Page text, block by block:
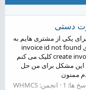
دستی
یکی از مشتری هایم به
صورت دستی فاکتور صادر کنم که با خطای invoice id not found
مواجه می شوم. در واقع وقتی بر روی create invoice کلیک می کنم
این مشکل برای من حل
ممنون
ها: 1 انجمن: WHMCS